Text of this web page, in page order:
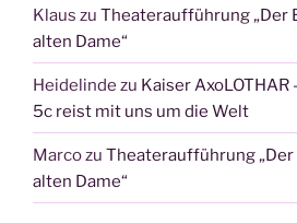
Klaus zu Theateraufführung „Der
alten Dame“
Heidelinde zu Kaiser
5c reist mit uns um die Welt
Marcozu Theateraufführung „Der
alten Dame“